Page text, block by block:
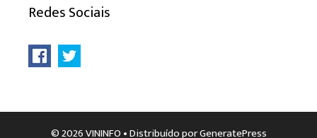
Redes Sociais
© 2026 VININFO • Distribuído porGeneratePress